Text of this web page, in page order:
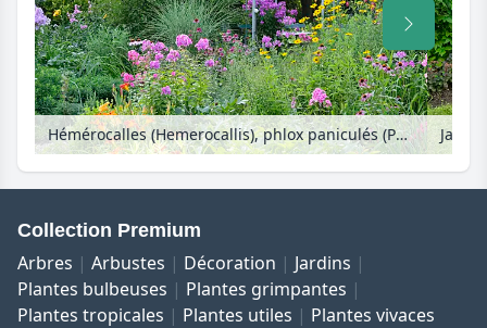
Hémérocalles (Hemerocallis), phlox paniculés (Phlox paniculata), héliopside (Heliopsis helianthoides) et échinacée pourpre (Echinacea purpurea)
Collection Premium
Arbres Arbustes Décoration
Jardins
Plantes bulbeuses
Plantes grimpantes
Plantes tropicales
Plantes utiles Plantes vivaces